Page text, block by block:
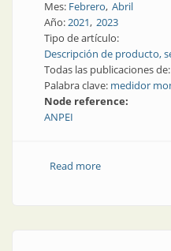
Mes: Febrero Abril
Año:2021 2023
Tipo de artículo:
Descripción de producto,
Todas las publicaciones de:
Palabra clave: medidor
Node reference:
ANPEI
Read moreabout